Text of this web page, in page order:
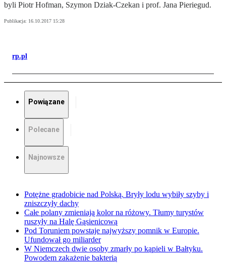
byli Piotr Hofman, Szymon Dziak-Czekan i prof. Jana Pieriegud.
Publikacja: 16.10.2017 15:28
rp.pl
Powiązane
Polecane
Najnowsze
Potężne gradobicie nad Polską. Bryły lodu wybiły szyby i
zniszczyły dachy
Całe polany zmieniają kolor na różowy. Tłumy turystów
ruszyły na Halę Gąsienicową
Pod Toruniem powstaje najwyższy pomnik w Europie.
Ufundował go miliarder
W Niemczech dwie osoby zmarły po kąpieli w Bałtyku.
Powodem zakażenie bakterią